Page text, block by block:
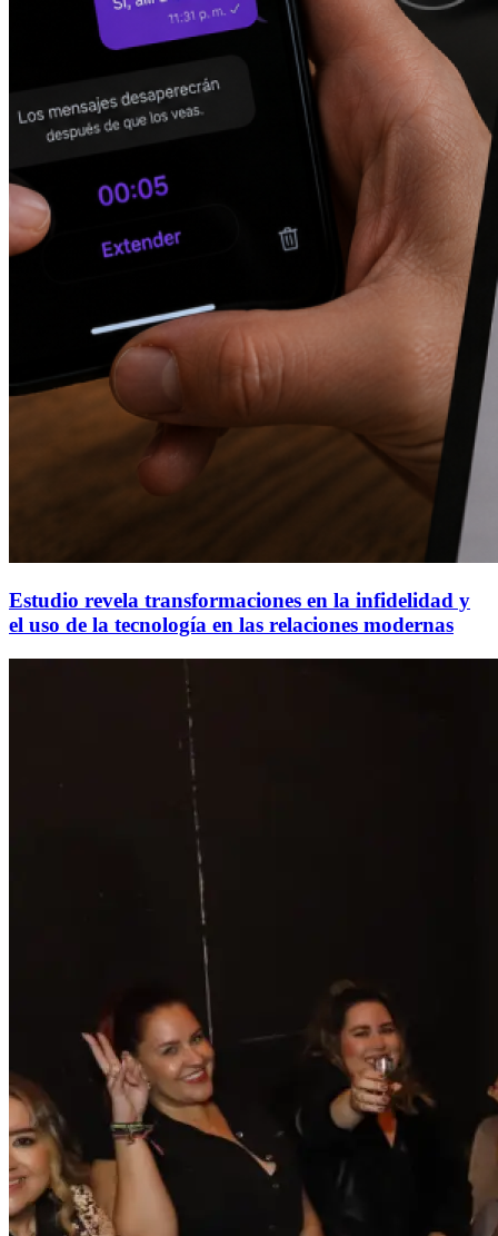
Estudio revela transformaciones en la infidelidad y
el uso de la tecnología en las relaciones modernas